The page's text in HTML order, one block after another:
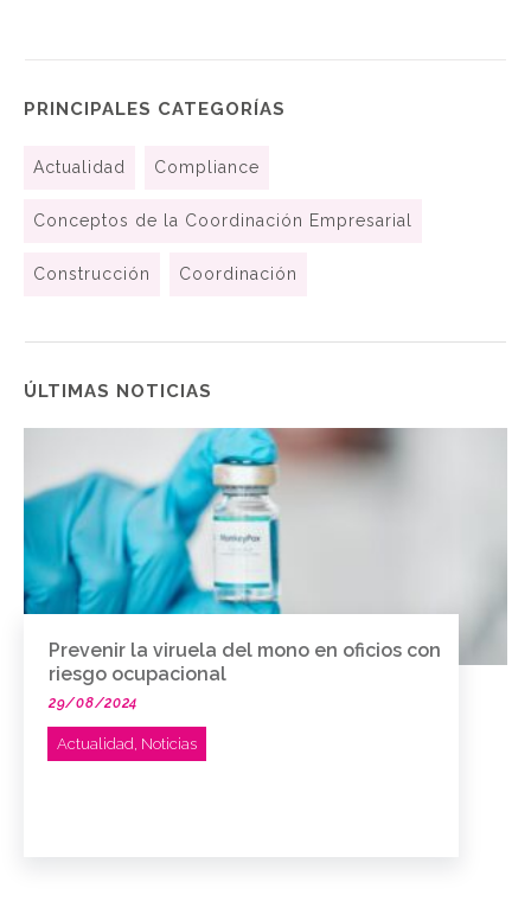
PRINCIPALES CATEGORÍAS
Actualidad Compliance
Conceptos de la Coordinación Empresarial
Construcción Coordinación
ÚLTIMAS NOTICIAS
Prevenir la viruela del mono en oficios con
riesgo ocupacional
29/08/2024
Actualidad Noticias